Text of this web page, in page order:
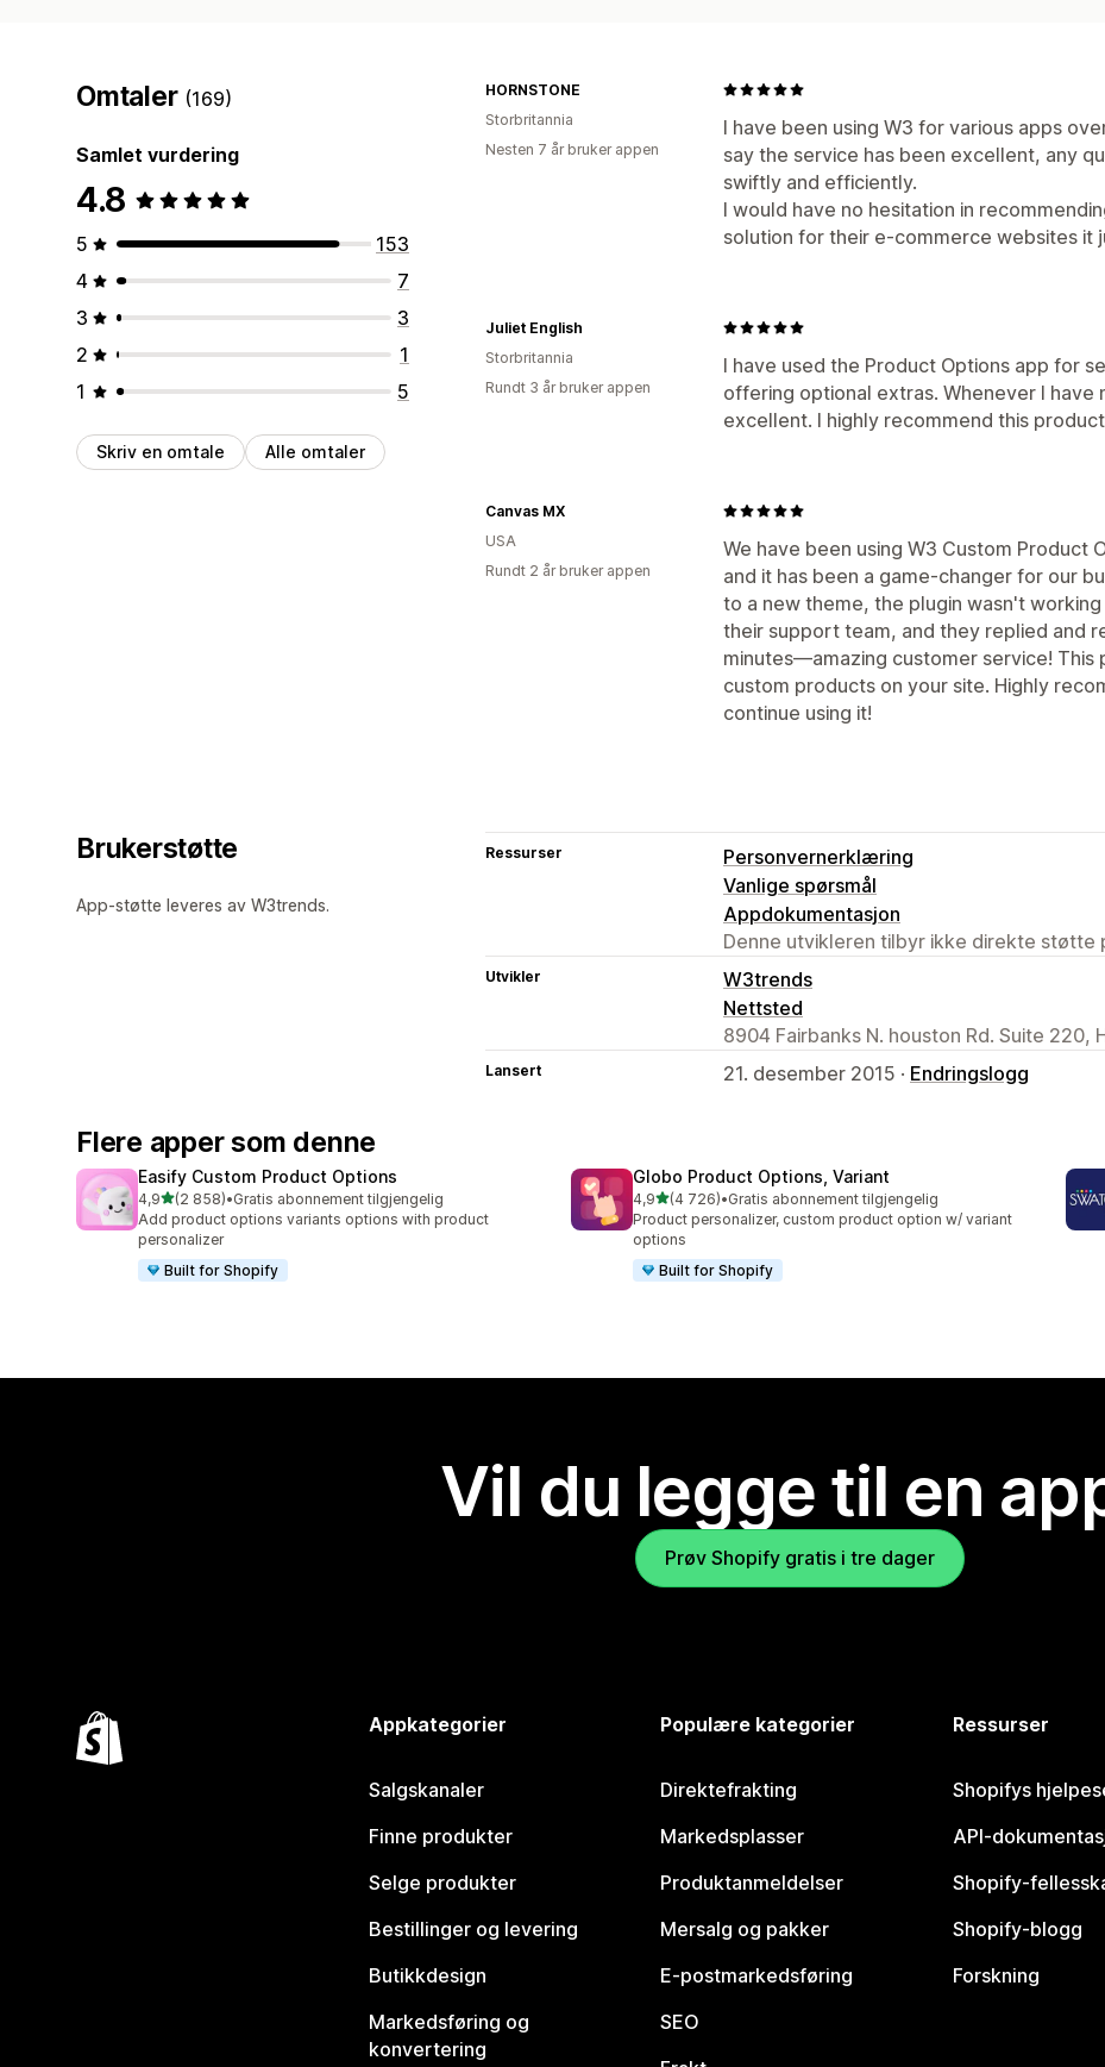
Omtaler (169)
Samlet vurdering
4.8
5
153
4
7
3
3
2
1
1
5
Skriv en omtale Alle omtaler
I have been using W3 for various apps
say the service has been excellent, any
swiftly and efficiently.
I would have no hesitation in
solution for their e-commerce websites it
HORNSTONE
Storbritannia
Nesten 7 år bruker appen
I have used the Product Options app for
offering optional extras. Whenever I have
excellent. I highly recommend this product
Juliet English
Storbritannia
Rundt 3 år bruker appen
We have been using W3 Custom Product
and it has been a game-changer for our
to a new theme, the plugin wasn't
their support team, and they replied and
minutes—amazing customer service! This
custom products on your site. Highly
continue using it!
Canvas MX
USA
Rundt 2 år bruker appen
Brukerstøtte
App-støtte leveres av W3trends.
Ressurser
Personvernerklæring
Vanlige spørsmål
Appdokumentasjon
Denne utvikleren tilbyr ikke direkte støtte
Utvikler
W3trends
Nettsted
8904 Fairbanks N. houston Rd. Suite 220,
Lansert 21. desember 2015 · Endringslogg
Flere apper som denne
Easify Custom Product Options
4,9av 5 stjerner
(2 858)
Totalt 2858 omtaler
•Gratis abonnement tilgjengelig
Add product options variants options with product
personalizer
Built for Shopify
Globo Product Options, Variant
4,9av 5 stjerner
(4 726)
Totalt 4726 omtaler
•Gratis abonnement tilgjengelig
Product personalizer, custom product option w/ variant
options
Built for Shopify
Vil du legge til en
Prøv Shopify gratis i tre dager
Appkategorier
Salgskanaler
Finne produkter
Selge produkter
Bestillinger og levering
Butikkdesign
Markedsføring og
konvertering
Populære kategorier
Direktefrakting
Markedsplasser
Produktanmeldelser
Mersalg og pakker
E-postmarkedsføring
SEO
Ressurser
Shopifys
API-
Shopify-
Shopify-blogg
Forskning